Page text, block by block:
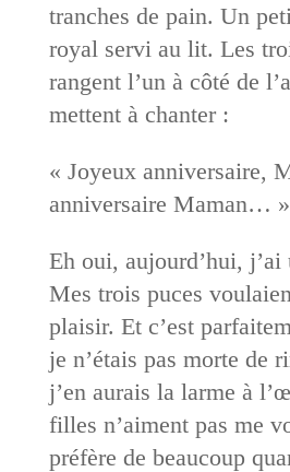
tranches de pain. Un
royal servi au lit. Les
rangent l’un à côté de
mettent à chanter :
« Joyeux anniversaire,
anniversaire Maman… »
Eh oui, aujourd’hui, j’ai
Mes trois puces
plaisir. Et c’est
je n’étais pas morte de
j’en aurais la larme à
filles n’aiment pas me
préfère de beaucoup